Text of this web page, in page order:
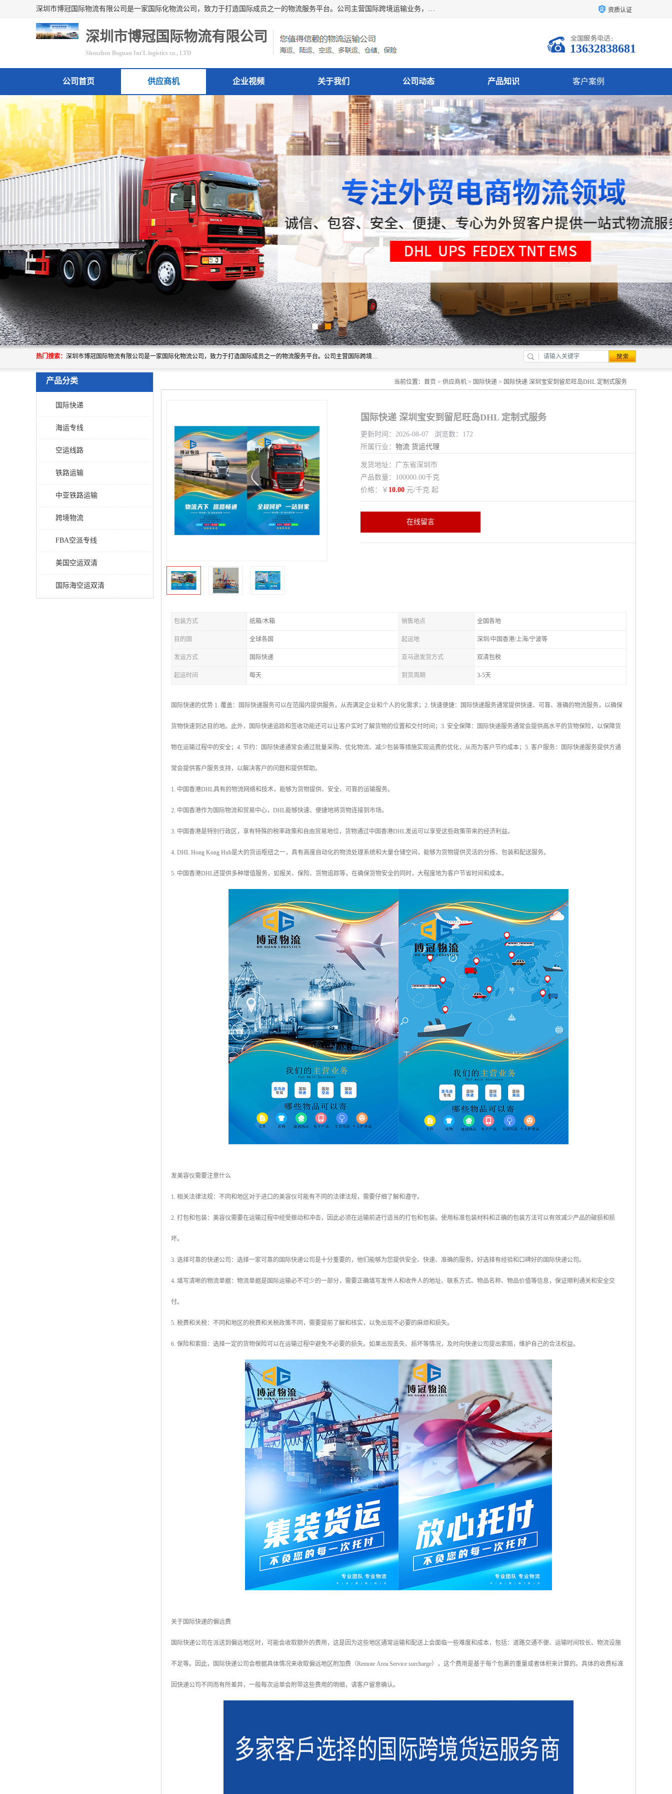
深圳市博冠国际物流有限公司是一家国际化物流公司，致力于打造国际成员之一的物流服务平台。公司主营国际跨境运输业务，提供国际快递、FBA空派专线、国际海空运、国际空运专线、中欧铁路运输等国际海空运、国际快递、国际铁路运输及跨境专线物流等各类进出口运输方面的业务。 资质认证
深圳市博冠国际物流有限公司
Shenzhen Boguan Int'L logistics co., LTD 13632838681
公司首页 供应商机 企业视频 关于我们 公司动态 产品知识 客户案例
联系方式
热门搜索： 深圳市博冠国际物流有限公司是一家国际化物流公司，致力于打造国际成员之一的物流服务平台。公司主营国际跨境运输业务，提供国际快递、FBA空派专线、国际海空运、国际空运专线、中欧铁路运输等国际海空运、国际快递、国际铁路运输及跨境专线物流等各类进出口运输方面的业务。
产品分类
国际快递
海运专线
空运线路
铁路运输
中亚铁路运输
跨境物流
FBA空派专线
美国空运双清
国际海空运双清
当前位置： 首页 > 供应商机 > 国际快递 > 国际快递 深圳宝安到留尼旺岛DHL 定制式服务
国际快递 深圳宝安到留尼旺岛DHL 定制式服务
更新时间：2026-08-07 浏览数：172
所属行业： 物流 货运代理
发货地址：广东省深圳市
产品数量：100000.00千克
价格：￥ 10.00 元/千克 起
在线留言
包装方式 纸箱/木箱 销售地点 全国各地
目的国 全球各国 起运地 深圳/中国香港/上海/宁波等
发运方式 国际快递 亚马逊发货方式 双清包税
起运时间 每天 到货周期 3-5天
国际快递的优势 1. 覆盖：国际快递服务可以在范围内提供服务，从而满足企业和个人的化需求；2. 快速便捷：国际快递服务通常提供快速、可靠、准确的物流服务，以确保
货物快速到达目的地。此外，国际快递追踪和签收功能还可以让客户实时了解货物的位置和交付时间；3. 安全保障：国际快递服务通常会提供高水平的货物保险，以保障货
物在运输过程中的安全；4. 节约：国际快递通常会通过批量采购、优化物流、减少包装等措施实现运费的优化，从而为客户节约成本；5. 客户服务：国际快递服务提供方通
常会提供客户服务支持，以解决客户的问题和提供帮助。
1. 中国香港DHL具有的物流网络和技术，能够为货物提供、安全、可靠的运输服务。
2. 中国香港作为国际物流和贸易中心，DHL能够快速、便捷地将货物连接到市场。
3. 中国香港是特别行政区，享有特殊的税率政策和自由贸易地位，货物通过中国香港DHL发运可以享受这些政策带来的经济利益。
4. DHL Hong Kong Hub是大的货运枢纽之一，具有高度自动化的物流处理系统和大量仓储空间，能够为货物提供灵活的分拣、包装和配送服务。
5. 中国香港DHL还提供多种增值服务，如报关、保险、货物追踪等，在确保货物安全的同时，大程度地为客户节省时间和成本。
发美容仪需要注意什么
1. 相关法律法规：不同和地区对于进口的美容仪可能有不同的法律法规，需要仔细了解和遵守。
2. 打包和包装：美容仪需要在运输过程中经受振动和冲击，因此必须在运输前进行适当的打包和包装。使用标准包装材料和正确的包装方法可以有效减少产品的破损和损
坏。
3. 选择可靠的快递公司：选择一家可靠的国际快递公司是十分重要的，他们能够为您提供安全、快速、准确的服务。好选择有经验和口碑好的国际快递公司。
4. 填写清晰的物流单据：物流单据是国际运输必不可少的一部分，需要正确填写发件人和收件人的地址、联系方式、物品名称、物品价值等信息，保证顺利通关和安全交
付。
5. 税费和关税：不同和地区的税费和关税政策不同，需要提前了解和核实，以免出现不必要的麻烦和损失。
6. 保险和索赔：选择一定的货物保险可以在运输过程中避免不必要的损失。如果出现丢失、损坏等情况，及时向快递公司提出索赔，维护自己的合法权益。
关于国际快递的偏远费
国际快递公司在派送到偏远地区时，可能会收取额外的费用，这是因为这些地区通常运输和配送上会面临一些难度和成本，包括：道路交通不便、运输时间较长、物流设施
不足等。因此，国际快递公司会根据具体情况来收取偏远地区附加费（Remote Area Service surcharge），这个费用是基于每个包裹的重量或者体积来计算的。具体的收费标准
因快递公司不同而有所差异，一般每次运单会附带这些费用的明细，请客户留意确认。